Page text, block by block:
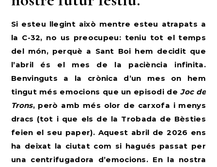
Si esteu llegint això mentre esteu atrapats a
la C-32, no us preocupeu: teniu tot el temps
del món, perquè a Sant Boi hem decidit que
l’abril és el mes de la paciència infinita.
Benvinguts a la crònica d’un mes on hem
tingut més emocions que un episodi deJoc de
Trons, però amb més olor de carxofa i menys
dracs (tot i que els de la Trobada de Bèsties
feien el seu paper). Aquest abril de 2026 ens
ha deixat la ciutat com si hagués passat per
una centrifugadora d’emocions. En la nostra